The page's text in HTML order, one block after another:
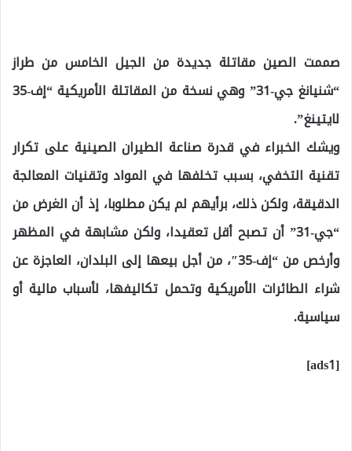
صممت الصين مقاتلة جديدة من الجيل الخامس من طراز
“شنيانغ جي-31” وهي نسخة من المقاتلة الأمريكية “إف-35
لايتينغ”.
ويشك الخبراء في قدرة صناعة الطيران الصينية على تكرار
تقنية التخفي، بسبب تخلفها في المواد وتقنيات المعالجة
الدقيقة، ولكن ذلك، برأيهم لم يكن مطلوبا، إذ أن الغرض من
“جي-31” أن تصبح أقل تعقيدا، ولكن مشابهة في المظهر
وأرخص من “إف-35″، من أجل بيعها إلى البلدان، العاجزة عن
شراء الطائرات الأمريكية وتحمل تكاليفها، لأسباب مالية أو
سياسية.
[ads1]